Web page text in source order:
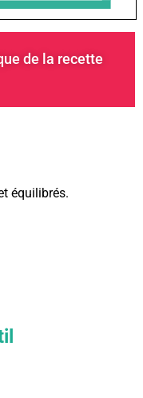
de la recette
équilibrés.